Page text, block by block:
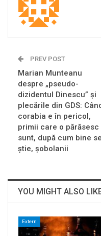
PREV POST
Marian Munteanu
despre „pseudo-
dizidentul Dinescu” și
plecările din GDS:
corabia e în pericol,
primii care o părăsesc
sunt, după cum bine se
știe, șobolanii
YOU MIGHT ALSO
Extern